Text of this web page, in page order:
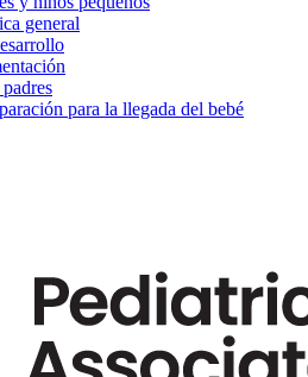
general
para la llegada del bebé